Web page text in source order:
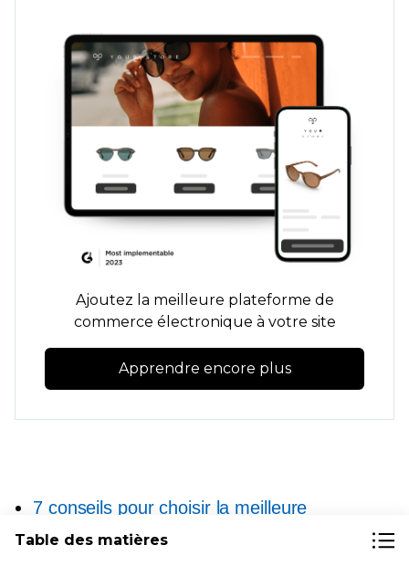
Ajoutez la meilleure plateforme de
commerce électronique à votre site
Apprendre encore plus
7 conseils pour choisir la meilleure
plateforme de commerce électronique pour
Table des matières